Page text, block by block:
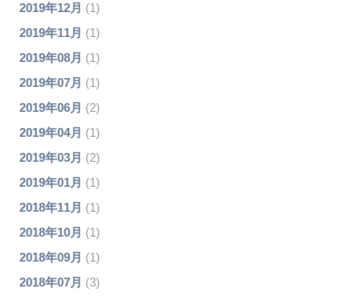
2019年12月 (1)
2019年11月 (1)
2019年08月 (1)
2019年07月 (1)
2019年06月 (2)
2019年04月 (1)
2019年03月 (2)
2019年01月 (1)
2018年11月 (1)
2018年10月 (1)
2018年09月 (1)
2018年07月 (3)